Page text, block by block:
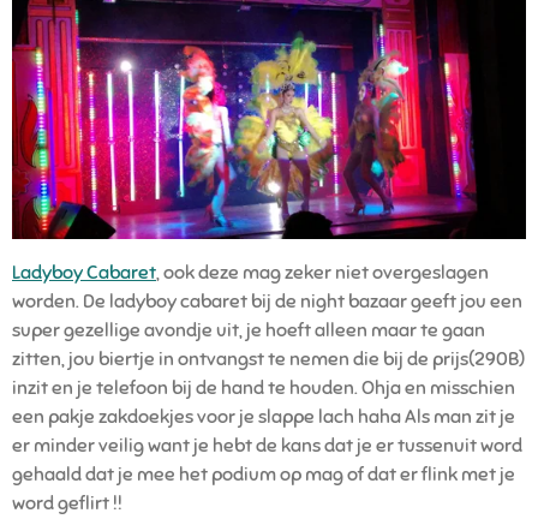
Ladyboy Cabaret, ook deze mag zeker niet overgeslagen
worden. De ladyboy cabaret bij de night bazaar geeft jou een
super gezellige avondje uit, je hoeft alleen maar te gaan
zitten, jou biertje in ontvangst te nemen die bij de prijs(290B)
inzit en je telefoon bij de hand te houden. Ohja en misschien
een pakje zakdoekjes voor je slappe lach haha Als man zit je
er minder veilig want je hebt de kans dat je er tussenuit word
gehaald dat je mee het podium op mag of dat er flink met je
word geflirt !!